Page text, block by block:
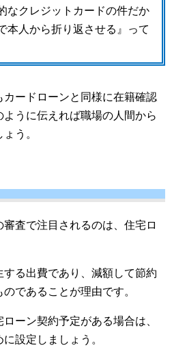
なクレジットカードの件だか
本人から折り返させる』って
ードローンと同様に在籍確認
うに伝えれば職場の人間から
う。
査で注目されるのは、住宅ロ
る出費であり、減額して節約
であることが理由です。
ーン契約予定がある場合は、
設定しましょう。